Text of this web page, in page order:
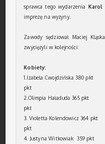
sprawca tego wydarzenia Karol
imprezę na wyżyny.
Zawody sędziował Maciej
zwyciężyli w kolejności:
Kobiety:
1.Izabela Cwojdzińska
pkt
2.Olimpia Haładuda
pkt
3. Violetta Kolendowicz
pkt
4. Justyna Witkowiak